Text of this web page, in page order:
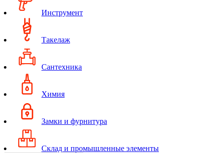
Инструмент
Такелаж
Сантехника
Химия
Замки и фурнитура
Склад и промышленные элементы